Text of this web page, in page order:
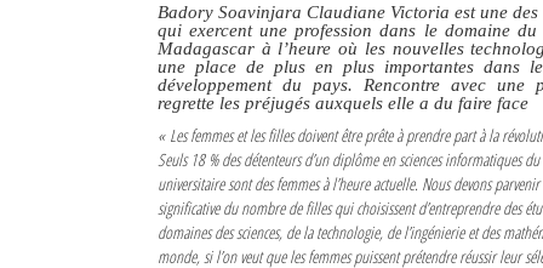
Badory Soavinjara Claudiane Victoria est une des
qui exercent une profession dans le domaine
Madagascar à l’heure où les nouvelles
une place de plus en plus importantes dans
développement du pays. Rencontre avec une
regrette les préjugés auxquels elle a du faire face
« Les femmes et les filles doivent être prête à prendre part à la
Seuls 18 % des détenteurs d’un diplôme en sciences informatiques
universitaire sont des femmes à l’heure actuelle. Nous devons
significative du nombre de filles qui choisissent d’entreprendre des
domaines des sciences, de la technologie, de l’ingénierie et des
monde, si l’on veut que les femmes puissent prétendre réussir leur